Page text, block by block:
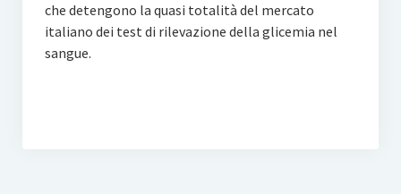
che detengono la quasi totalità del mercato
italiano dei test di rilevazione della glicemia nel
sangue.